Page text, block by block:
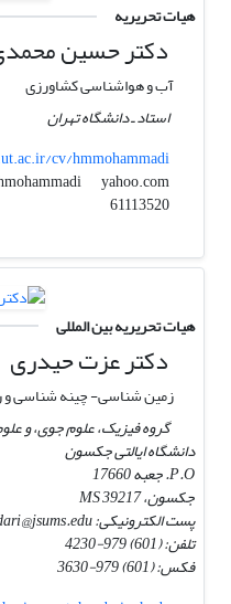
هیات تحریریه
دکتر حسین
آب و هواشناسی کشاورزی
استاد ـ دانشگاه تهران
cv/hmmohammadi
hmohammadi
yahoo.com
61113520
هیات تحریریه بین المللی
دکتر عزت حیدری
زمین شناسی- چینه شناسی
گروه فیزیک، علوم جوی، و
دانشگاه ایالتی جکسون
P.O. جعبه 17660
جکسون، MS 39217
پست الکترونیکی: ezat.heydari@jsums.edu
تلفن: (601) 979-4230
فکس: (601) 979-3630